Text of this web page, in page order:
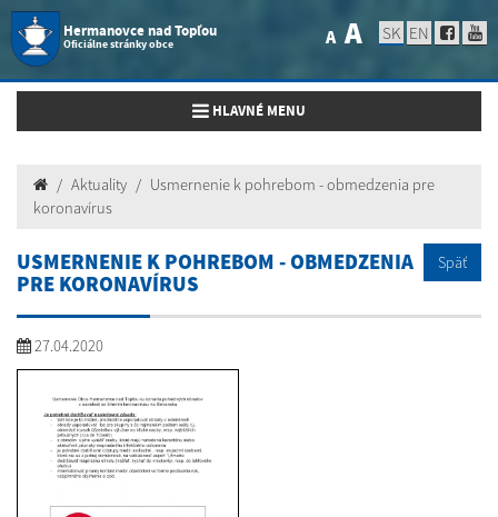
Hermanovce nad Topľou
Oficiálne stránky obce A A SK EN
Toggle navigation
HLAVNÉ MENU
Aktuality
Usmernenie k pohrebom - obmedzenia pre
koronavírus
USMERNENIE K POHREBOM - OBMEDZENIA
PRE KORONAVÍRUS
Späť
27.04.2020